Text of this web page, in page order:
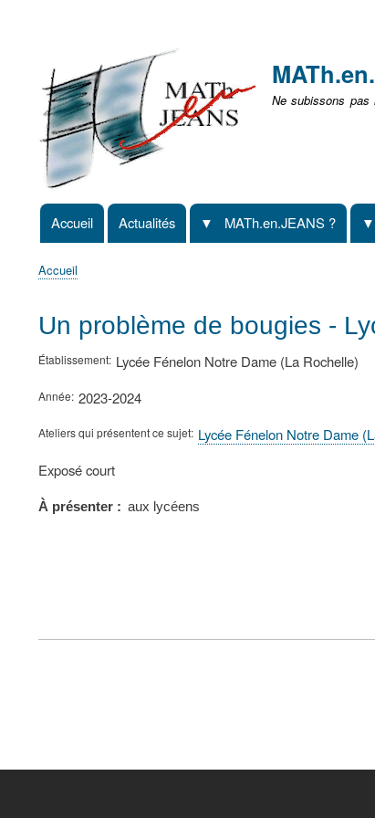
non
identifié
Ne subissons
Navigation
principale
Accueil Actualités MATh.en.JEANS ?
d'Ariane
Accueil
Un problème de bougies -
Établissement Lycée Fénelon Notre Dame (La Rochelle)
Année 2023-2024
Ateliers qui présentent ce sujet Lycée Fénelon Notre Dame
Type
présentation
Exposé court
À présenter aux lycéens
FOOTER